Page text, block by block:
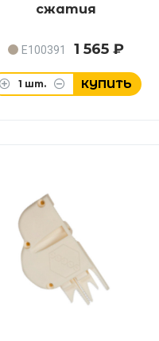
сжатия
E100391 1 565 ₽
1 шт. КУПИТЬ